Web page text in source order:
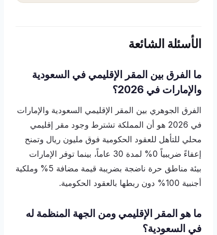
الأسئلة الشائعة
ما الفرق بين المقر الإقليمي في السعودية
والإمارات في 2026؟
الفرق الجوهري بين المقر الإقليمي السعودية والإمارات
في 2026 هو أن المملكة تشترط وجود مقر إقليمي
محلي للتأهل للعقود الحكومية فوق مليون ريال وتمنح
إعفاءً ضريبياً 0% لمدة 30 عاماً، بينما توفر الإمارات
بيئة مناطق حرة ناضجة بضريبة قيمة مضافة 5% وملكية
أجنبية 100% دون ربطها بالعقود الحكومية.
ما هو المقر الإقليمي ومن الجهة المنظمة له
في السعودية؟